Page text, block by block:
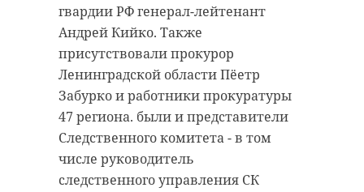
гвардии РФ генерал-лейтенант
Андрей Кийко. Также
присутствовали прокурор
Ленинградской области Пёетр
Забурко и работники прокуратуры
47 региона. были и представители
Следственного комитета - в том
числе руководитель
следственного управления СК
колонна мотопробега
направилась во Всеволожский
район. Участники возложили
цветы к памятнику "Полуторка"
на 10-м километре Дороги жизни.
Следующая остановка —
Ириновское захоронение "Стена
памяти" на 30-м километре Дороги
жизни, где также почтили память